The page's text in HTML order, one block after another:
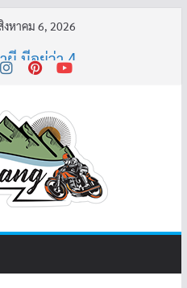
หาคม 6, 2026
ผี มีอยู่ว่า 4
าผี มีอยู่ว่า 5
ยบัวลอย
ต่พยายาม 2